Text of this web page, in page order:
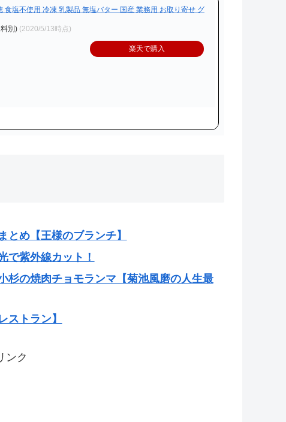
食塩不使用 冷凍 乳製品 無塩バター 国産 業務用 お取り寄せ グ
別) (2020/5/13時点)
楽天で購入
め【王様のブランチ】
で紫外線カット！
杉の焼肉チョモランマ【菊池風磨の人生最
ストラン】
ンク